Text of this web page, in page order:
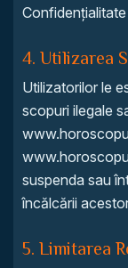
4. Utilizarea
Utilizatorilor le
scopuri ilegale
suspenda sau
încălcării
5. Limitarea